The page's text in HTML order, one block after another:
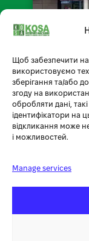
Щоб забезпечити
використовуємо
зберігання та/або
згоду на
обробляти дані,
ідентифікатори на
відкликання може
і можливостей.
Manage services